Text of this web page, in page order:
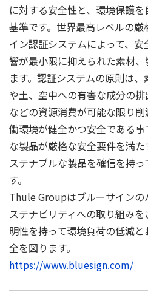
に対する安全性と、環境保護
基準です。世界最⾼レベルの
イン認証システムによって、
響が最小限に抑えられた素材
ます。認証システムの原則は
や土、空中への有害な成分の
などの資源消費が可能な限り
働環境が健全かつ安全である
な製品が厳格な安全要件を満
ステナブルな製品を確信を持
す。
Thule Groupはブルーサインの
ステナビリティへの取り組み
明性を持って環境負荷の低減
全を図ります。
https://www.bluesign.com/